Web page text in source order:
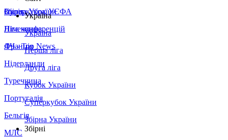
Збірна України
Італія
Німеччина
Франція
Нідерланди
Туреччина
Португалія
Бельгія
МЛС
Суперкубок УЄФА
Ліга конференцій
ЛЧ - Top News
Україна
Україна
Перша ліга
Друга ліга
Кубок України
Суперкубок України
Збірна України
Збірні